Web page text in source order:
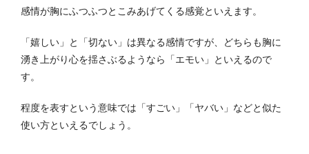
感情が胸にふつふつとこみあげてくる感覚といえます。
「嬉しい」と「切ない」は異なる感情ですが、どちらも胸に
湧き上がり心を揺さぶるようなら「エモい」といえるので
す。
程度を表すという意味では「すごい」「ヤバい」などと似た
使い方といえるでしょう。